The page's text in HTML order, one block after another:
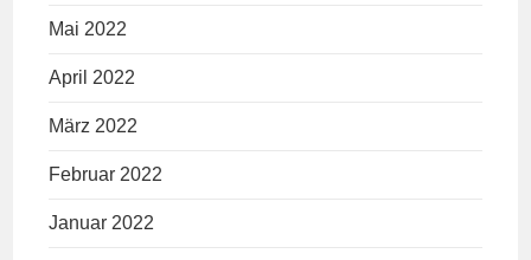
Mai 2022
April 2022
März 2022
Februar 2022
Januar 2022